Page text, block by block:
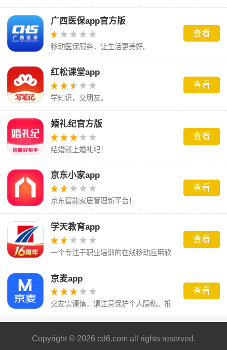
广西医保app官方版
移动医保服务，让生活更美好。
查看
红松课堂app
学知识，交朋友。
查看
婚礼纪官方版
结婚就上婚礼纪！
查看
京东小家app
京东智能家居管理新平台！
查看
学天教育app
一个专注于职业培训的在线移动应用软
件
查看
京麦app
交友需谨慎，请注意保护个人隐私。抵
查看
Copyright © 2026 cd6.com all rights reserved.